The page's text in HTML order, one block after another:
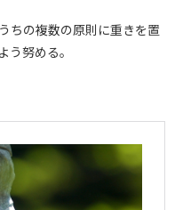
ちの複数の原則に重きを置
努める。